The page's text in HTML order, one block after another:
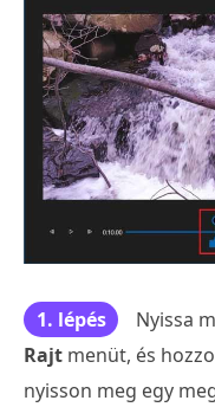
1. lépés Nyissa
Rajt menüt, és
nyisson meg egy